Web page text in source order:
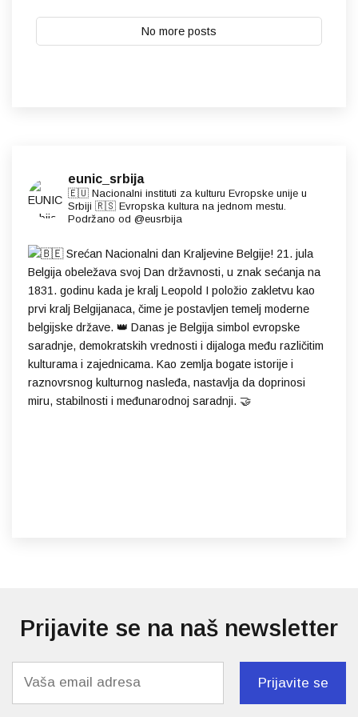
No more posts
eunic_srbija
🇪🇺 Nacionalni instituti za kulturu Evropske unije u
Srbiji 🇷🇸 Evropska kultura na jednom mestu.
Podržano od @eusrbija
Prijavite se na naš newsletter